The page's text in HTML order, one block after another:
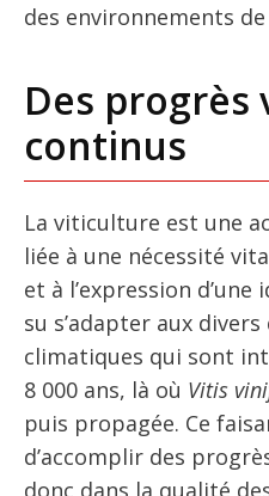
des environnements
Des progrès
continus
La viticulture est une
liée à une nécessité
et à l’expression
su s’adapter aux
climatiques qui sont
8 000 ans, là où Vitis
puis propagée. Ce
d’accomplir des
donc dans la qualité